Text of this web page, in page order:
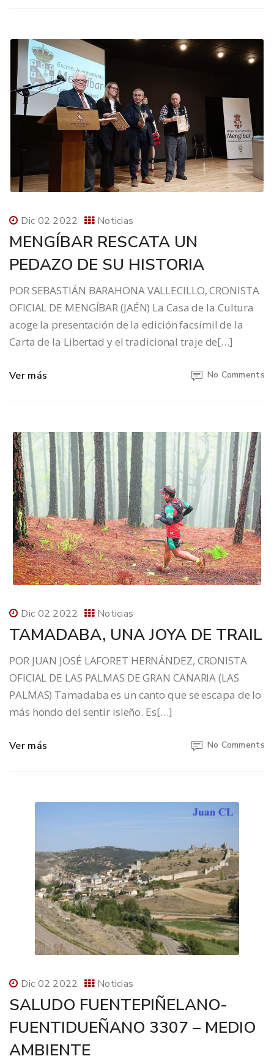
Dic 02 2022 Noticias
MENGÍBAR RESCATA UN
PEDAZO DE SU HISTORIA
POR SEBASTIÁN BARAHONA VALLECILLO, CRONISTA
OFICIAL DE MENGÍBAR (JAÉN) La Casa de la Cultura
acoge la presentación de la edición facsímil de la
Carta de la Libertad y el tradicional traje de[…]
Ver más No Comments
Dic 02 2022 Noticias
TAMADABA, UNA JOYA DE TRAIL
POR JUAN JOSÉ LAFORET HERNÁNDEZ, CRONISTA
OFICIAL DE LAS PALMAS DE GRAN CANARIA (LAS
PALMAS) Tamadaba es un canto que se escapa de lo
más hondo del sentir isleño. Es[…]
Ver más No Comments
Dic 02 2022 Noticias
SALUDO FUENTEPIÑELANO-
FUENTIDUEÑANO 3307 – MEDIO
AMBIENTE